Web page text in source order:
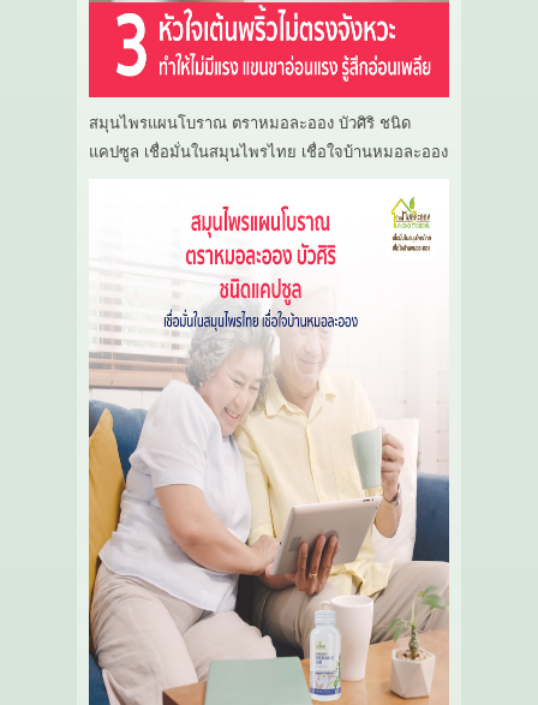
สมุนไพรแผนโบราณ ตราหมอละออง บัวศิริ ชนิด
แคปซูล เชื่อมั่นในสมุนไพรไทย เชื่อใจบ้านหมอละออง